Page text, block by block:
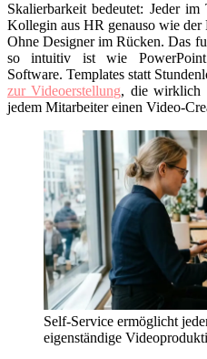
Skalierbarkeit bedeutet: Jeder
Kollegin aus HR genauso wie der
Ohne Designer im Rücken. Das
so intuitiv ist wie PowerPoint
Software. Templates statt
zur Videoerstellung, die wirklich
jedem Mitarbeiter einen Video-
Self-Service ermöglicht
eigenständige